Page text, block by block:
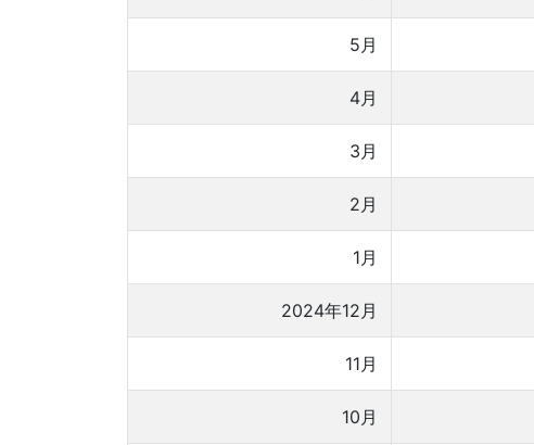
5月
4月
3月
2月
1月
2024年12月
11月
10月